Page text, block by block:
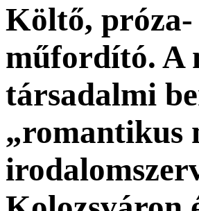
Költő, próza-
műfordító. A
társadalmi
„romantikus